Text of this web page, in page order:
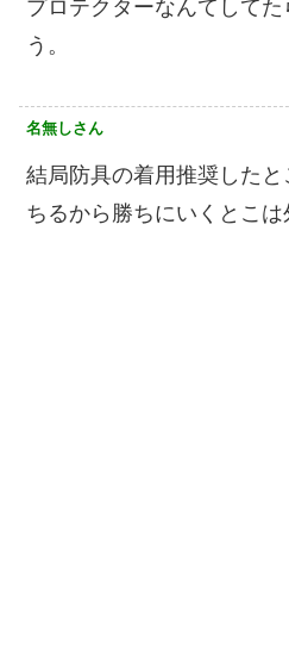
プロテクターなんてして
う。
名無しさん
結局防具の着用推奨した
ちるから勝ちにいくとこは